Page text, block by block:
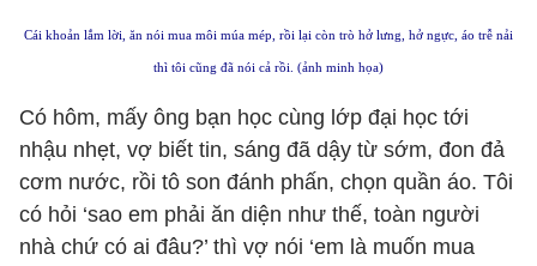
Cái khoản lắm lời, ăn nói mua môi múa mép, rồi lại còn trò hở lưng, hở ngực, áo trễ nải
thì tôi cũng đã nói cả rồi. (ảnh minh họa)
Có hôm, mấy ông bạn học cùng lớp đại học tới
nhậu nhẹt, vợ biết tin, sáng đã dậy từ sớm, đon đả
cơm nước, rồi tô son đánh phấn, chọn quần áo. Tôi
có hỏi ‘sao em phải ăn diện như thế, toàn người
nhà chứ có ai đâu?’ thì vợ nói ‘em là muốn mua